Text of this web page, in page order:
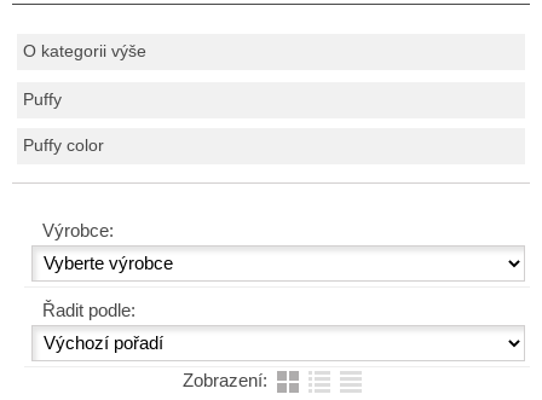
O kategorii výše
Puffy
Puffy color
Výrobce:
Řadit podle:
Zobrazení: